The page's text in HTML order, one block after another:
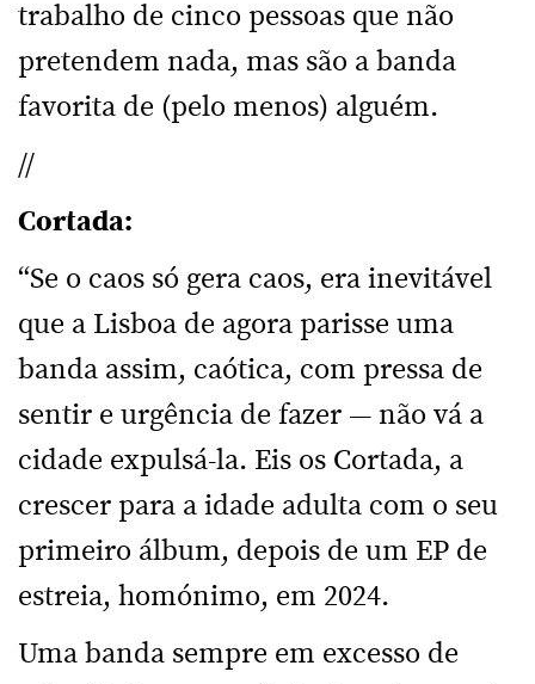
trabalho de cinco pessoas que não
pretendem nada, mas são a banda
favorita de (pelo menos) alguém.
//
Cortada:
“Se o caos só gera caos, era inevitável
que a Lisboa de agora parisse uma
banda assim, caótica, com pressa de
sentir e urgência de fazer — não vá a
cidade expulsá-la. Eis os Cortada, a
crescer para a idade adulta com o seu
primeiro álbum, depois de um EP de
estreia, homónimo, em 2024.
Uma banda sempre em excesso de